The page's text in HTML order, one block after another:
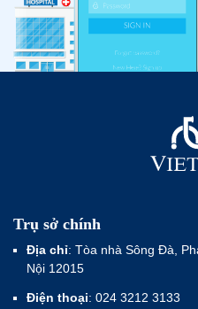
Trụ sở chính
Địa chỉ: Tòa nhà Sông Đà,
Nội 12015
Điện thoại: 024 3212 3133